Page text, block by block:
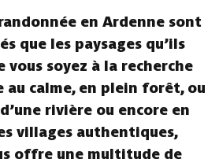
en Ardenne sont
que les paysages qu’ils
vous soyez à la recherche
au calme, en plein forêt, ou
rivière ou encore en
villages authentiques,
offre une multitude de